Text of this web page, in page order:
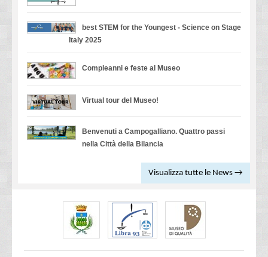
best STEM for the Youngest - Science on Stage
Italy 2025
Compleanni e feste al Museo
Virtual tour del Museo!
Benvenuti a Campogalliano. Quattro passi
nella Città della Bilancia
Visualizza tutte le News →